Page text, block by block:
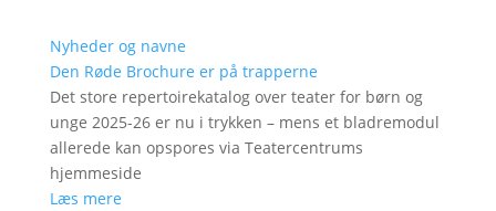
Nyheder og navne
Den Røde Brochure er på trapperne
Det store repertoirekatalog over teater for børn og
unge 2025-26 er nu i trykken – mens et bladremodul
allerede kan opspores via Teatercentrums
hjemmeside
Læs mere